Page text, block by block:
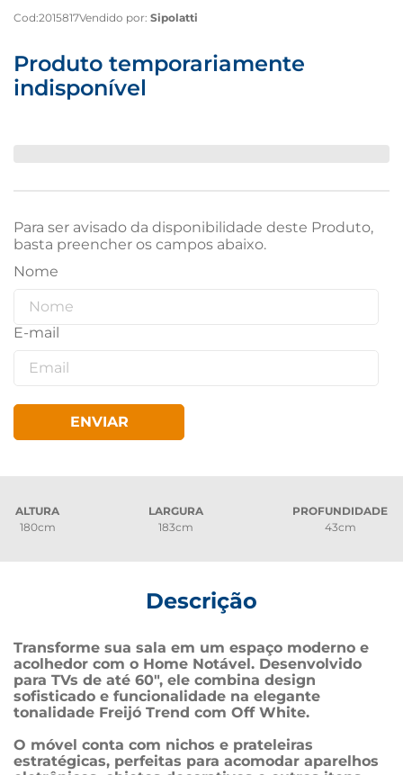
Cod:2015817Vendido por: Sipolatti
Produto temporariamente
indisponível
Para ser avisado da disponibilidade deste Produto,
basta preencher os campos abaixo.
ENVIAR
ALTURA
180cm
LARGURA
183cm
PROFUNDIDADE
43cm
Descrição
Transforme sua sala em um espaço moderno e
acolhedor com o Home Notável. Desenvolvido
para TVs de até 60", ele combina design
sofisticado e funcionalidade na elegante
tonalidade Freijó Trend com Off White.
O móvel conta com nichos e prateleiras
estratégicas, perfeitas para acomodar aparelhos